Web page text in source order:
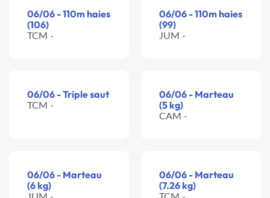
06/06 - 110m haies
(106)
TCM -
06/06 - 110m haies
(99)
JUM -
06/06 - Triple saut
TCM -
06/06 - Marteau
(5 kg)
CAM -
06/06 - Marteau
(6 kg)
06/06 - Marteau
(7.26 kg)